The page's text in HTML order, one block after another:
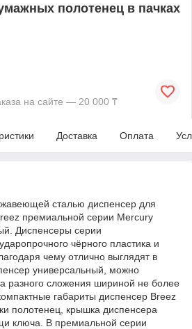
полотенец в пачках
на сайте — 20 000 ₸
Доставка Оплата
сталью диспенсер для
премиальной серии Mercury
Диспенсеры серии
чёрного пластика и
чему отлично выглядят в
универсальный, можно
разного сложения шириной не более
габариты диспенсер Breez
полотенец, крышка диспенсера
ключа. В премиальной серии